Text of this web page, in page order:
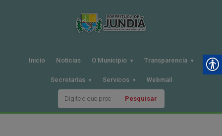
Inicio Noticias O Municipio Transparencia
Secretarias Servicos Webmail
Pesquisar